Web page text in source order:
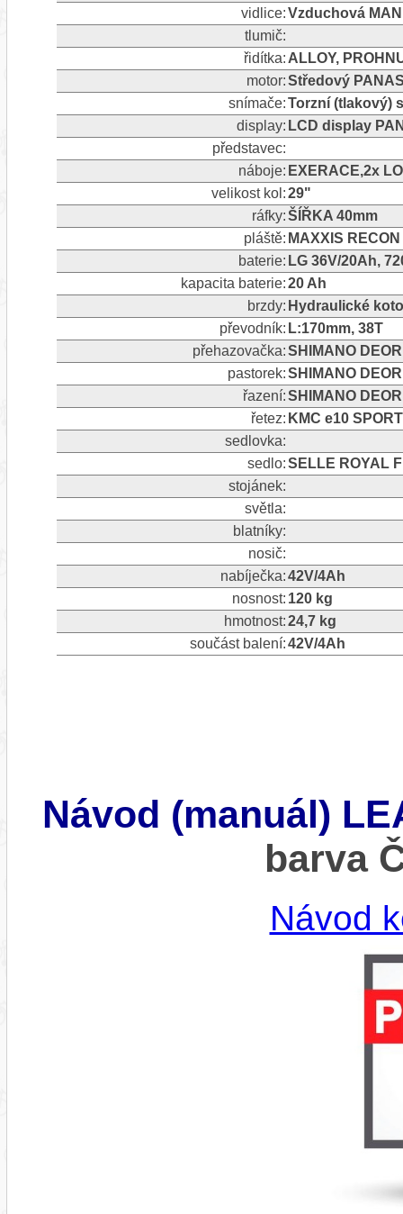
vidlice:Vzduchová
tlumič:
řidítka: ALLOY,
motor:Středový
snímače:Torzní (tlakový)
display: LCD display
představec:
náboje: EXERACE,2x
velikost kol:29"
ráfky:ŠÍŘKA 40mm
pláště: MAXXIS
baterie: LG 36V/20Ah,
kapacita baterie:20 Ah
brzdy: Hydraulické
převodník: L:170mm, 38T
přehazovačka:SHIMANO
pastorek:SHIMANO
řazení:SHIMANO
řetez: KMC e10 SPORT
sedlovka:
sedlo:SELLE ROYAL
stojánek:
světla:
blatníky:
nosič:
nabíječka:42V/4Ah
nosnost: 120 kg
hmotnost:24,7 kg
součást balení:42V/4Ah
Návod (manuál)
barva
Návod